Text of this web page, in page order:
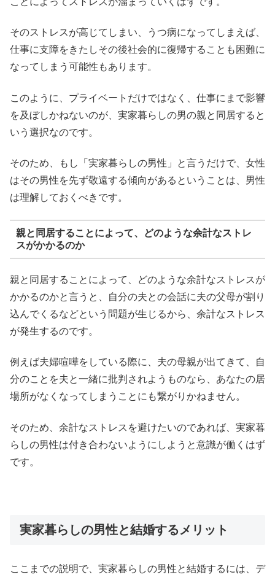
そのストレスが高じてしまい、うつ病になってしまえば、
仕事に支障をきたしその後社会的に復帰することも困難に
なってしまう可能性もあります。
このように、プライベートだけではなく、仕事にまで影響
を及ぼしかねないのが、実家暮らしの男の親と同居すると
いう選択なのです。
そのため、もし「実家暮らしの男性」と言うだけで、女性
はその男性を先ず敬遠する傾向があるということは、男性
は理解しておくべきです。
親と同居することによって、どのような余計なストレ
スがかかるのか
親と同居することによって、どのような余計なストレスが
かかるのかと言うと、自分の夫との会話に夫の父母が割り
込んでくるなどという問題が生じるから、余計なストレス
が発生するのです。
例えば夫婦喧嘩をしている際に、夫の母親が出てきて、自
分のことを夫と一緒に批判されようものなら、あなたの居
場所がなくなってしまうことにも繋がりかねません。
そのため、余計なストレスを避けたいのであれば、実家暮
らしの男性は付き合わないようにしようと意識が働くはず
です。
実家暮らしの男性と結婚するメリット
ここまでの説明で、実家暮らしの男性と結婚するには、デ